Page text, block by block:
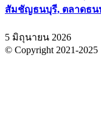
สัมชัญธนบุรี, ตลาดธนบุ
5 มิถุนายน 2026
© Copyright 2021-2025